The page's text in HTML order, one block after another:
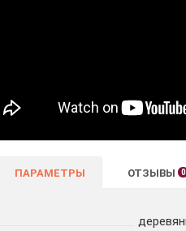
ПАРАМЕТРЫ ОТЗЫВЫ 0